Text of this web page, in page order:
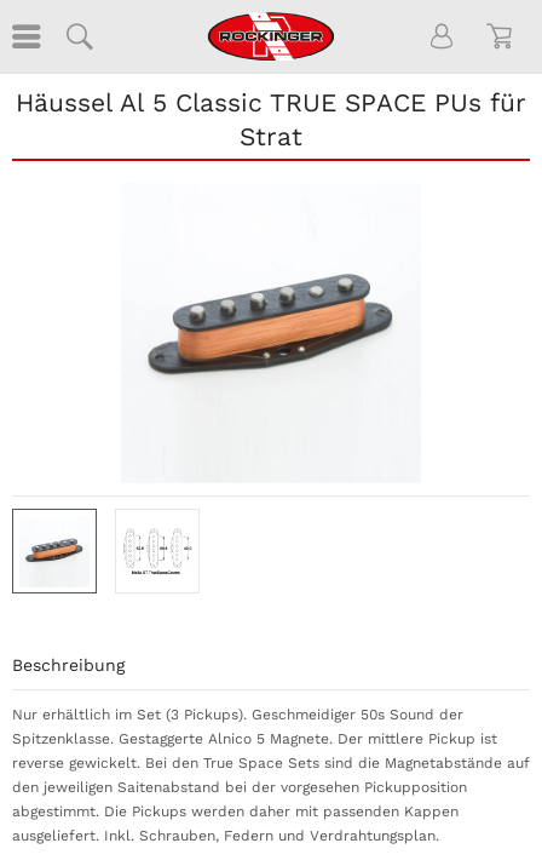
Häussel Al 5 Classic TRUE SPACE PUs für
Strat
Beschreibung
Nur erhältlich im Set (3 Pickups). Geschmeidiger 50s Sound der
Spitzenklasse. Gestaggerte Alnico 5 Magnete. Der mittlere Pickup ist
reverse gewickelt. Bei den True Space Sets sind die Magnetabstände auf
den jeweiligen Saitenabstand bei der vorgesehen Pickupposition
abgestimmt. Die Pickups werden daher mit passenden Kappen
ausgeliefert. Inkl. Schrauben, Federn und Verdrahtungsplan.